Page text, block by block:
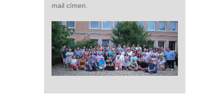
mail címen.